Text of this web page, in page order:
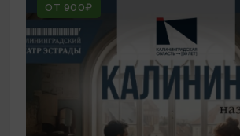
ОТ 900₽